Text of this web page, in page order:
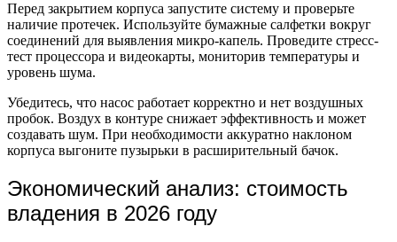
Перед закрытием корпуса запустите систему и проверьте
наличие протечек. Используйте бумажные салфетки вокруг
соединений для выявления микро-капель. Проведите стресс-
тест процессора и видеокарты, мониторив температуры и
уровень шума.
Убедитесь, что насос работает корректно и нет воздушных
пробок. Воздух в контуре снижает эффективность и может
создавать шум. При необходимости аккуратно наклоном
корпуса выгоните пузырьки в расширительный бачок.
Экономический анализ: стоимость
владения в 2026 году